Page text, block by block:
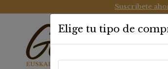
Suscríbete
Elige tu tipo de